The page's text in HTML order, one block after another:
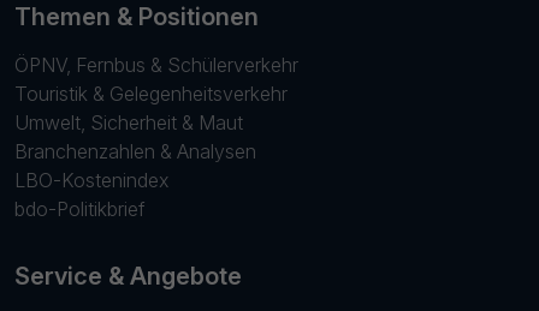
Themen & Positionen
ÖPNV, Fernbus & Schülerverkehr
Touristik & Gelegenheitsverkehr
Umwelt, Sicherheit & Maut
Branchenzahlen & Analysen
LBO-Kostenindex
bdo-Politikbrief
Service & Angebote